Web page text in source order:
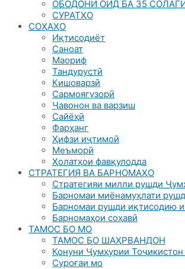
ОБОДОНӢ ОИД БА 35
СУРАТҲО
СОҲАҲО
Иқтисодиёт
Саноат
Маориф
Тандурустӣ
Кишоварзӣ
Сармоягузорӣ
Ҷавонон ва варзиш
Сайёҳӣ
Фарҳанг
Ҳифзи иҷтимоӣ
Меъморӣ
Ҳолатҳои фавқулодда
СТРАТЕГИЯ ВА БАРНОМАҲО
Стратегияи милли рушди
Барномаи миёнамуҳлати
Барномаи рушди иқтисодию
Барномаҳои соҳавӣ
ТАМОС БО МО
ТАМОС БО ШАҲРВАНДОН
Қонуни Ҷумҳурии
Суроғаи мо